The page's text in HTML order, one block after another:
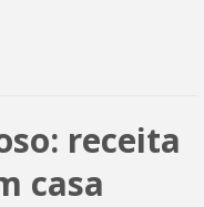
receita
casa